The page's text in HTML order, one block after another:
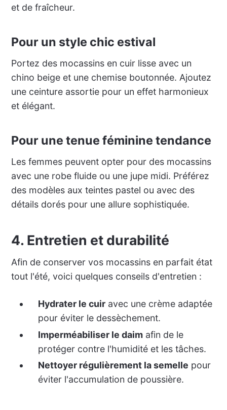
et de fraîcheur.
Pour un style chic estival
Portez des mocassins en cuir lisse avec un
chino beige et une chemise boutonnée. Ajoutez
une ceinture assortie pour un effet harmonieux
et élégant.
Pour une tenue féminine tendance
Les femmes peuvent opter pour des mocassins
avec une robe fluide ou une jupe midi. Préférez
des modèles aux teintes pastel ou avec des
détails dorés pour une allure sophistiquée.
4. Entretien et durabilité
Afin de conserver vos mocassins en parfait état
tout l'été, voici quelques conseils d'entretien :
Hydrater le cuiravec une crème adaptée
pour éviter le dessèchement.
Imperméabiliser le daimafin de le
protéger contre l'humidité et les tâches.
Nettoyer régulièrement la semelle pour
éviter l'accumulation de poussière.